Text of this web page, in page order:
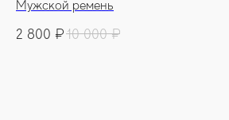
Мужской ремень
2 800 ₽ 10 000 ₽